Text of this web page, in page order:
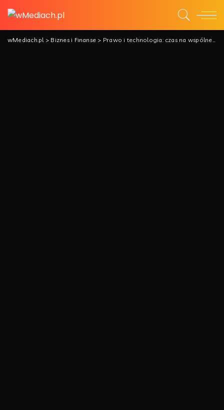
wMediach.pl> Biznes i Finanse > Prawo i technologia: czas na wspólne tempo rozwoju